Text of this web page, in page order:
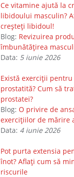
Ce vitamine ajută la
libidoului masculin?
creșteți libidoul!
Blog: Revizuirea
îmbunătățirea
Data: 5 iunie 2026
Există exerciții
prostatită? Cum să
prostatei?
Blog: O privire de
exercițiilor de mărire
Data: 4 iunie 2026
Pot purta extensia
înot? Aflați cum să
riscurile